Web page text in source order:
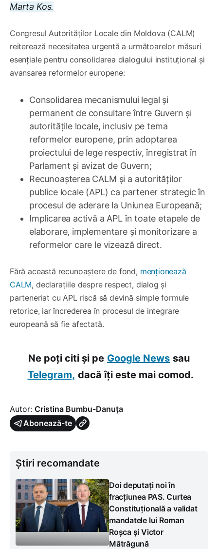
Marta Kos.
Congresul Autorităților Locale din Moldova (CALM)
reiterează necesitatea urgentă a următoarelor măsuri
esențiale pentru consolidarea dialogului instituțional și
avansarea reformelor europene:
Consolidarea mecanismului legal și
permanent de consultare între Guvern și
autoritățile locale, inclusiv pe tema
reformelor europene, prin adoptarea
proiectului de lege respectiv, înregistrat în
Parlament și avizat de Guvern;
Recunoașterea CALM și a autorităților
publice locale (APL) ca partener strategic în
procesul de aderare la Uniunea Europeană;
Implicarea activă a APL în toate etapele de
elaborare, implementare și monitorizare a
reformelor care le vizează direct.
Fără această recunoaștere de fond, menționează
CALM, declarațiile despre respect, dialog și
parteneriat cu APL riscă să devină simple formule
retorice, iar încrederea în procesul de integrare
europeană să fie afectată.
Ne poți citi și pe Google News sau
Telegram, dacă îți este mai comod.
Autor: Cristina Bumbu-Danuța
Abonează-te
Știri recomandate
Doi deputați noi în
fracțiunea PAS. Curtea
Constituțională a validat
mandatele lui Roman
Roșca și Victor
Mătrăgună